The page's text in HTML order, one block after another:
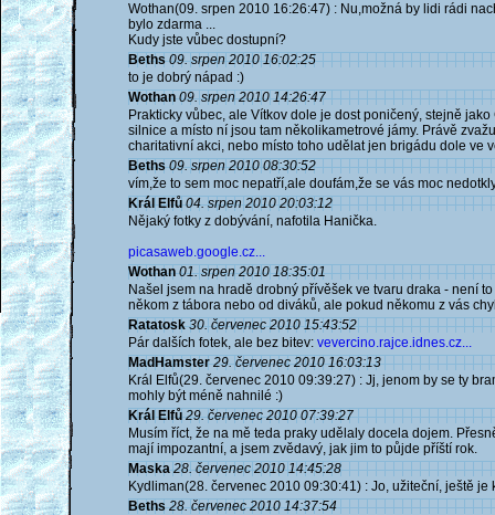
Wothan(09. srpen 2010 16:26:47) : Nu,možná by lidi rádi
bylo zdarma ...
Kudy jste vůbec dostupní?
Beths 09. srpen 2010 16:02:25
to je dobrý nápad :)
Wothan 09. srpen 2010 14:26:47
Prakticky vůbec, ale Vítkov dole je dost poničený, stejně
silnice a místo ní jsou tam několikametrové jámy. Právě
charitativní akci, nebo místo toho udělat jen brigádu dole ve
Beths 09. srpen 2010 08:30:52
vím,že to sem moc nepatří,ale doufám,že se vás moc
Král Elfů 04. srpen 2010 20:03:12
Nějaký fotky z dobývání, nafotila Hanička.
picasaweb.google.cz...
Wothan 01. srpen 2010 18:35:01
Našel jsem na hradě drobný přívěšek ve tvaru draka - není
někom z tábora nebo od diváků, ale pokud někomu z vás
Ratatosk 30. červenec 2010 15:43:52
Pár dalších fotek, ale bez bitev: vevercino.rajce.idnes.cz...
MadHamster 29. červenec 2010 16:03:13
Král Elfů(29. červenec 2010 09:39:27) : Jj, jenom by se ty
mohly být méně nahnilé :)
Král Elfů 29. červenec 2010 07:39:27
Musím říct, že na mě teda praky udělaly docela dojem.
mají impozantní, a jsem zvědavý, jak jim to půjde příští rok.
Maska 28. červenec 2010 14:45:28
Kydliman(28. červenec 2010 09:30:41) : Jo, užiteční, ještě je
Beths 28. červenec 2010 14:37:54